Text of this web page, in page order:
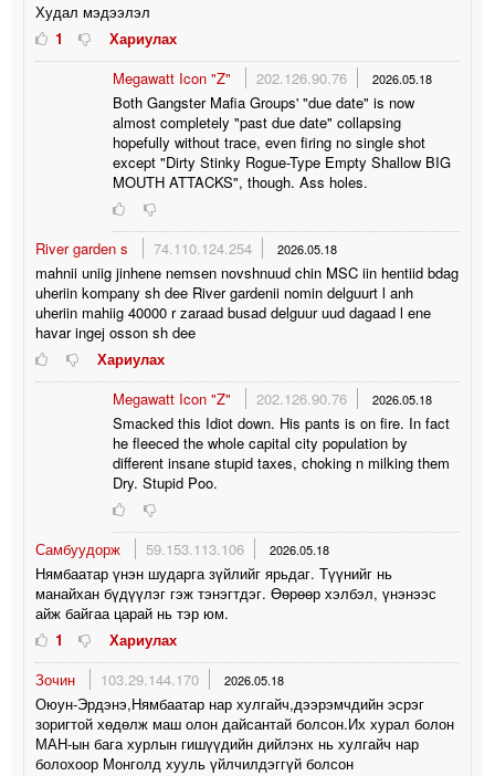
Худал мэдээлэл
1
Хариулах
Megawatt Icon "Z"
202.126.90.76 2026.05.18
Both Gangster Mafia Groups' "due date" is now
almost completely "past due date" collapsing
hopefully without trace, even firing no single shot
except "Dirty Stinky Rogue-Type Empty Shallow BIG
MOUTH ATTACKS", though. Ass holes.
River garden s 74.110.124.254 2026.05.18
mahnii uniig jinhene nemsen novshnuud chin MSC iin hentiid bdag
uheriin kompany sh dee River gardenii nomin delguurt l anh
uheriin mahiig 40000 r zaraad busad delguur uud dagaad l ene
havar ingej osson sh dee
Хариулах
Megawatt Icon "Z"
202.126.90.76 2026.05.18
Smacked this Idiot down. His pants is on fire. In fact
he fleeced the whole capital city population by
different insane stupid taxes, choking n milking them
Dry. Stupid Poo.
Самбуудорж 59.153.113.106 2026.05.18
Нямбаатар үнэн шударга зүйлийг ярьдаг. Түүнийг нь
манайхан бүдүүлэг гэж тэнэгтдэг. Өөрөөр хэлбэл, үнэнээс
айж байгаа царай нь тэр юм.
1
Хариулах
Зочин
103.29.144.170 2026.05.18
Оюун-Эрдэнэ,Нямбаатар нар хулгайч,дээрэмчдийн эсрэг
зоригтой хөдөлж маш олон дайсантай болсон.Их хурал болон
МАН-ын бага хурлын гишүүдийн дийлэнх нь хулгайч нар
болохоор Монголд хууль үйлчилдэггүй болсон